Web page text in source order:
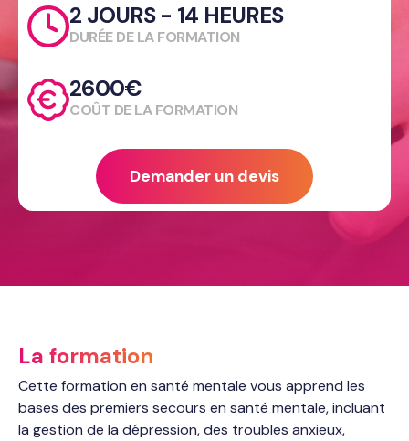
2 JOURS - 14 HEURES
DURÉE DE LA FORMATION
2600€
COÛT DE LA FORMATION
Demander un devis
La formation
Cette formation en santé mentale vous apprend les
bases des premiers secours en santé mentale, incluant
la gestion de la dépression, des troubles anxieux,